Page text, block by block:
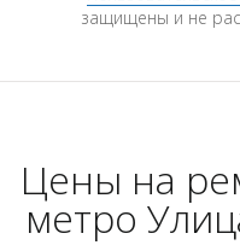
защищены и не
Цены на
метро